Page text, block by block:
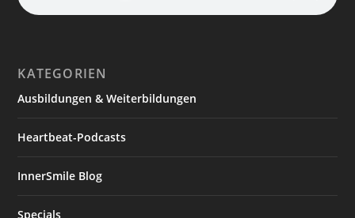
KATEGORIEN
Ausbildungen & Weiterbildungen
Heartbeat-Podcasts
InnerSmile Blog
Specials